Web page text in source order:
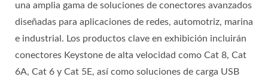
una amplia gama de soluciones de conectores avanzados
diseñadas para aplicaciones de redes, automotriz, marina
e industrial. Los productos clave en exhibición incluirán
conectores Keystone de alta velocidad como Cat 8, Cat
6A, Cat 6 y Cat 5E, así como soluciones de carga USB